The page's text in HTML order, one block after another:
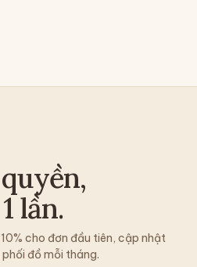
lần.
cho đơn đầu tiên, cập nhật
đồ mỗi tháng.